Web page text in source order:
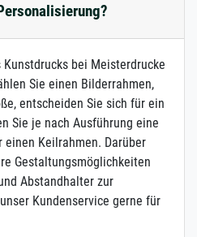
bei Meisterdrucke
Sie einen Bilderrahmen,
entscheiden Sie sich für ein
Sie je nach Ausführung eine
einen Keilrahmen. Darüber
Gestaltungsmöglichkeiten
Abstandhalter zur
Kundenservice gerne für